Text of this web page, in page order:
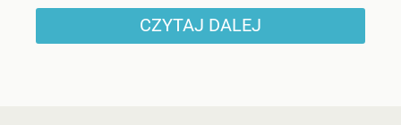
CZYTAJ DALEJ